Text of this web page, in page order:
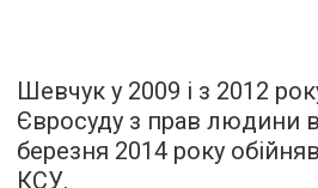
Шевчук у 2009 і з 2012
Євросуду з прав людини
березня 2014 року
КСУ.